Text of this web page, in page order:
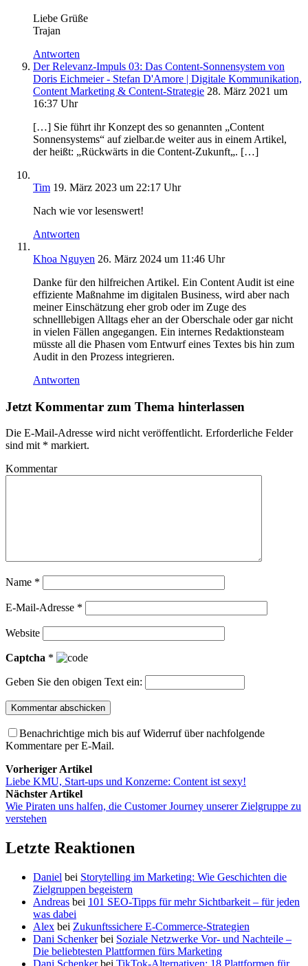
Liebe Grüße
Trajan
Antworten
Der Relevanz-Impuls 03: Das Content-Sonnensystem von
Doris Eichmeier - Stefan D'Amore | Digitale Kommunikation,
Content Marketing & Content-Strategie 28. März 2021 um
16:37 Uhr
[…] Sie führt ihr Konzept des so genannten „Content
Sonnensystems“ auf zielbar.de weiter aus in einem Artikel,
der heißt: „Rückwärts in die Content-Zukunft„. […]
Tim 19. März 2023 um 22:17 Uhr
Nach wie vor lesenswert!
Antworten
Khoa Nguyen 26. März 2024 um 11:46 Uhr
Danke für den hilfreichen Artikel. Ein Content Audit ist eine
effiziente Maßnahme im digitalen Business, wird aber nach
meiner Einschätzung eher grob oder im Zuge des
schnelllebigen Alltags eher an der Oberschale oder gar nicht
in vielen Fällen angegangen. Ein internes Redaktionsteam
müsste all die Phasen vom Entwurf eines Textes bis hin zum
Audit in den Prozess integrieren.
Antworten
Jetzt Kommentar zum Thema hinterlassen
Die E-Mail-Adresse wird nicht veröffentlicht. Erforderliche Felder
sind mit * markiert.
Kommentar
Name *
E-Mail-Adresse *
Website
Captcha *
Geben Sie den obigen Text ein:
Benachrichtige mich bis auf Widerruf über nachfolgende
Kommentare per E-Mail.
Vorheriger Artikel
Liebe KMU, Start-ups und Konzerne: Content ist sexy!
Nächster Artikel
Wie Piraten uns halfen, die Customer Journey unserer Zielgruppe zu
verstehen
Letzte Reaktionen
Daniel bei Storytelling im Marketing: Wie Geschichten die
Zielgruppen begeistern
Andreas bei 101 SEO-Tipps für mehr Sichtbarkeit – für jeden
was dabei
Alex bei Zukunftssichere E-Commerce-Strategien
Dani Schenkerbei Soziale Netzwerke Vor- und Nachteile –
Die beliebtesten Plattformen fürs Marketing